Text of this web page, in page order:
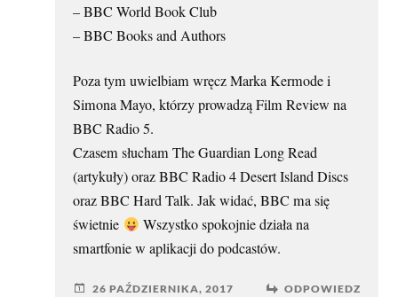
– BBC World Book Club
– BBC Books and Authors
Poza tym uwielbiam wręcz Marka Kermode i
Simona Mayo, którzy prowadzą Film Review na
BBC Radio 5.
Czasem słucham The Guardian Long Read
(artykuły) oraz BBC Radio 4 Desert Island Discs
oraz BBC Hard Talk. Jak widać, BBC ma się
świetnie
Wszystko spokojnie działa na
smartfonie w aplikacji do podcastów.
26 PAŹDZIERNIKA, 2017 ODPOWIEDZ